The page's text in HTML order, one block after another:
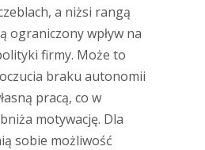
a niżsi rangą
ograniczony wpływ na
firmy. Może to
braku autonomii
pracą, co w
motywację. Dla
sobie możliwość